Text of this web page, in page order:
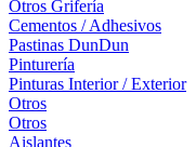
Otros Grifería
Cementos / Adhesivos
Pastinas DunDun
Pinturería
Pinturas Interior / Exterior
Otros
Otros
Aislantes